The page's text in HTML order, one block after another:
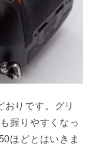
りです。グリ
握りやすくなっ
ほどとはいきま